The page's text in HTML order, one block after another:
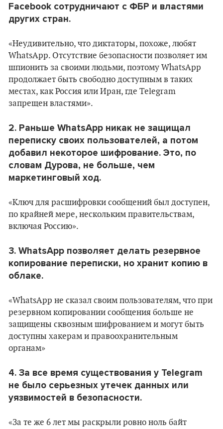
Facebook сотрудничают с ФБР и властями
других стран.
«Неудивительно, что диктаторы, похоже, любят
WhatsApp. Отсутствие безопасности позволяет им
шпионить за своими людьми, поэтому WhatsApp
продолжает быть свободно доступным в таких
местах, как Россия или Иран, где Telegram
запрещен властями».
2. Раньше WhatsApp никак не защищал
переписку своих пользователей, а потом
добавил некоторое шифрование. Это, по
словам Дурова, не больше, чем
маркетинговый ход.
«Ключ для расшифровки сообщений был доступен,
по крайней мере, нескольким правительствам,
включая Россию».
3. WhatsApp позволяет делать резервное
копирование переписки, но хранит копию в
облаке.
«WhatsApp не сказал своим пользователям, что при
резервном копировании сообщения больше не
защищены сквозным шифрованием и могут быть
доступны хакерам и правоохранительным
органам»
4. За все время существования у Telegram
не было серьезных утечек данных или
уязвимостей в безопасности.
«За те же 6 лет мы раскрыли ровно ноль байт